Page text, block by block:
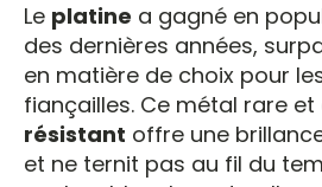
Le platine a gagné en
des dernières années,
en matière de choix pour
fiançailles. Ce métal rare et
résistant offre une
et ne ternit pas au fil du